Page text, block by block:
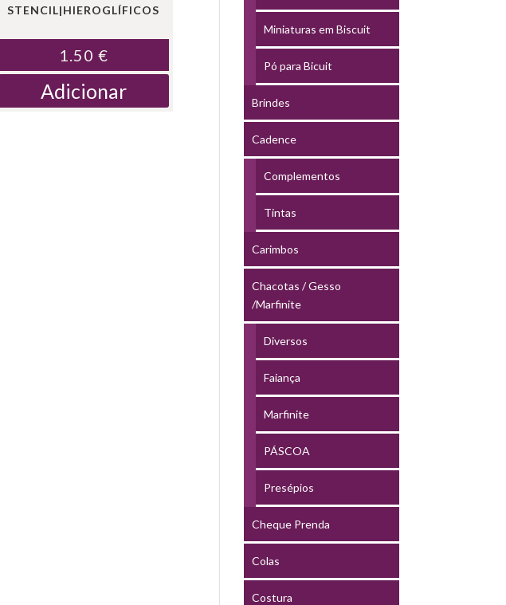
STENCIL|HIEROGLÍFICOS
1.50 €
Adicionar
Miniaturas em Biscuit
Pó para Bicuit
Brindes
Cadence
Complementos
Tintas
Carimbos
Chacotas / Gesso
/Marfinite
Diversos
Faiança
Marfinite
PÁSCOA
Presépios
Cheque Prenda
Colas
Costura